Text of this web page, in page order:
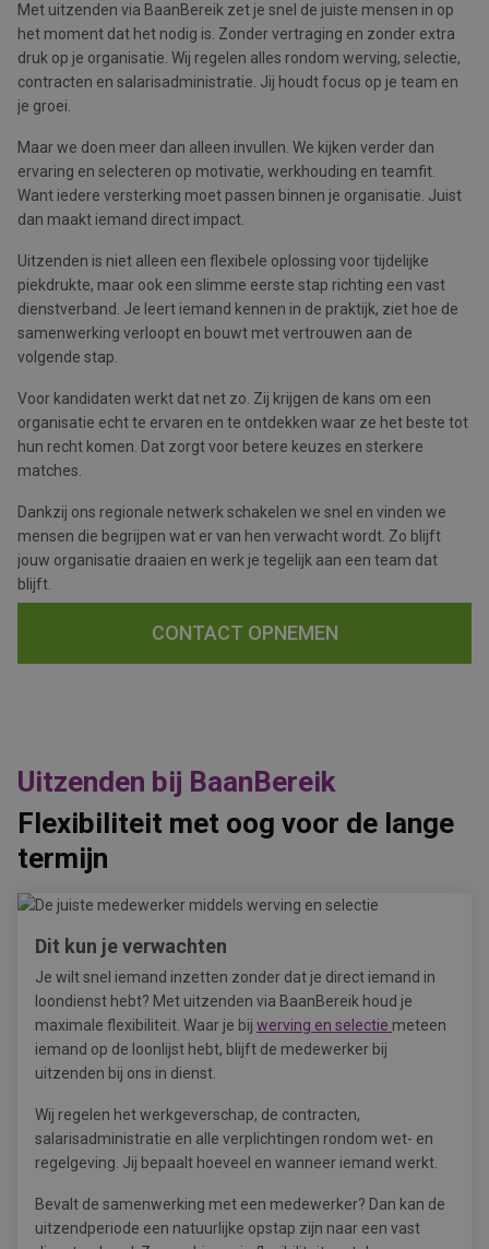
Met uitzenden via BaanBereik zet je snel de juiste mensen in op
het moment dat het nodig is. Zonder vertraging en zonder extra
druk op je organisatie. Wij regelen alles rondom werving, selectie,
contracten en salarisadministratie. Jij houdt focus op je team en
je groei.
Maar we doen meer dan alleen invullen. We kijken verder dan
ervaring en selecteren op motivatie, werkhouding en teamfit.
Want iedere versterking moet passen binnen je organisatie. Juist
dan maakt iemand direct impact.
Uitzenden is niet alleen een flexibele oplossing voor tijdelijke
piekdrukte, maar ook een slimme eerste stap richting een vast
dienstverband. Je leert iemand kennen in de praktijk, ziet hoe de
samenwerking verloopt en bouwt met vertrouwen aan de
volgende stap.
Voor kandidaten werkt dat net zo. Zij krijgen de kans om een
organisatie echt te ervaren en te ontdekken waar ze het beste tot
hun recht komen. Dat zorgt voor betere keuzes en sterkere
matches.
Dankzij ons regionale netwerk schakelen we snel en vinden we
mensen die begrijpen wat er van hen verwacht wordt. Zo blijft
jouw organisatie draaien en werk je tegelijk aan een team dat
blijft.
CONTACT OPNEMEN
Uitzenden bij BaanBereik
Flexibiliteit met oog voor de lange
termijn
Dit kun je verwachten
Je wilt snel iemand inzetten zonder dat je direct iemand in
loondienst hebt? Met uitzenden via BaanBereik houd je
maximale flexibiliteit. Waar je bij werving en selectie meteen
iemand op de loonlijst hebt, blijft de medewerker bij
uitzenden bij ons in dienst.
Wij regelen het werkgeverschap, de contracten,
salarisadministratie en alle verplichtingen rondom wet- en
regelgeving. Jij bepaalt hoeveel en wanneer iemand werkt.
Bevalt de samenwerking met een medewerker? Dan kan de
uitzendperiode een natuurlijke opstap zijn naar een vast